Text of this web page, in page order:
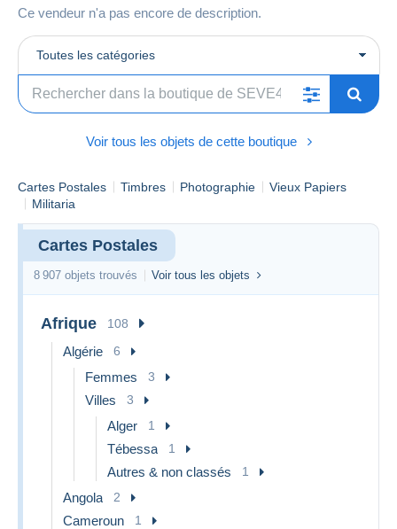
Ce vendeur n'a pas encore de description.
Toutes les catégories
Voir tous les objets de cette boutique
Cartes Postales Timbres Photographie
Vieux Papiers
Militaria
Cartes Postales
8 907 objets trouvés Voir tous les objets
Afrique 108
Algérie 6
Femmes 3
Villes 3
Alger 1
Tébessa 1
Autres & non classés 1
Angola 2
Cameroun 1